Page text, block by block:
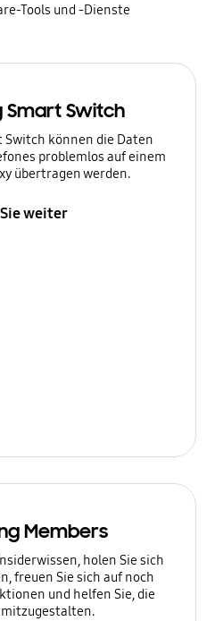
Tools und -Dienste
Smart Switch
können die Daten
problemlos auf einem
übertragen werden.
weiter
Members
holen Sie sich
freuen Sie sich auf noch
und helfen Sie, die